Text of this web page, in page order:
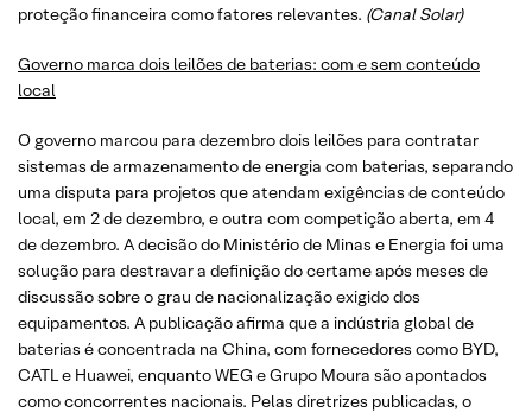
proteção financeira como fatores relevantes. (Canal Solar)
Governo marca dois leilões de baterias: com e sem conteúdo
local
O governo marcou para dezembro dois leilões para contratar
sistemas de armazenamento de energia com baterias, separando
uma disputa para projetos que atendam exigências de conteúdo
local, em 2 de dezembro, e outra com competição aberta, em 4
de dezembro. A decisão do Ministério de Minas e Energia foi uma
solução para destravar a definição do certame após meses de
discussão sobre o grau de nacionalização exigido dos
equipamentos. A publicação afirma que a indústria global de
baterias é concentrada na China, com fornecedores como BYD,
CATL e Huawei, enquanto WEG e Grupo Moura são apontados
como concorrentes nacionais. Pelas diretrizes publicadas, o